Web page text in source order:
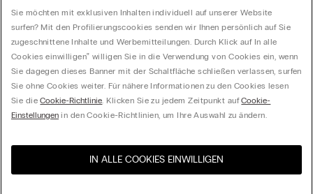
Unternehmen
Calzedonia Österreich GmbH - Handelskai 92/Rivergate 2, OG 5, Top BG, 1200 Wien -
United States
Sie möchten mit exklusiven Inhalten individuell auf unserer Website
surfen? Mit den Profilierungscookies senden wir Ihnen persönlich auf Sie
zugeschnittene Inhalte und Werbemitteilungen. Durch Klick auf In alle
Cookies einwilligen‟ willigen Sie in die Verwendung von Cookies ein, wenn
Sie dagegen dieses Banner mit der Schaltfläche schließen verlassen, surfen
Sie ohne Cookies weiter. Für nähere Informationen zu den Cookies lesen
Sie dieCookie-Richtlinie. Klicken Sie zu jedem Zeitpunkt aufCookie-
Einstellungen in den Cookie-Richtlinien, um Ihre Auswahl zu ändern.
IN ALLE COOKIES EINWILLIGEN